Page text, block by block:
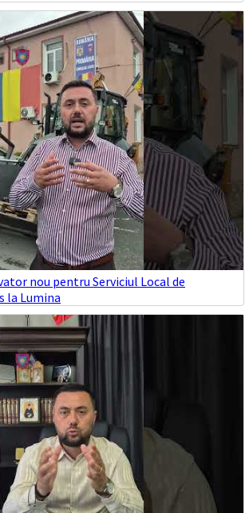
nou pentru Serviciul Local de
la Lumina